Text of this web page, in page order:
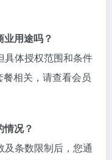
用途吗？
具体授权范围和条件
相关，请查看会员
况？
及条数限制后，您通